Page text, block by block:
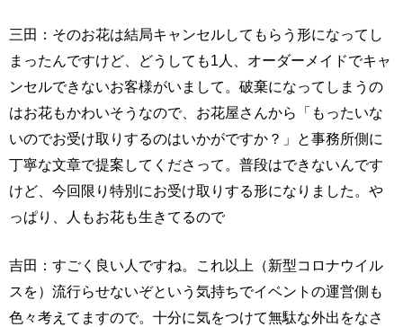
三田：そのお花は結局キャンセルしてもらう形になってし
まったんですけど、どうしても1人、オーダーメイドでキャ
ンセルできないお客様がいまして。破棄になってしまうの
はお花もかわいそうなので、お花屋さんから「もったいな
いのでお受け取りするのはいかがですか？」と事務所側に
丁寧な文章で提案してくださって。普段はできないんです
けど、今回限り特別にお受け取りする形になりました。や
っぱり、人もお花も生きてるので
吉田：すごく良い人ですね。これ以上（新型コロナウイル
スを）流行らせないぞという気持ちでイベントの運営側も
色々考えてますので。十分に気をつけて無駄な外出をなさ